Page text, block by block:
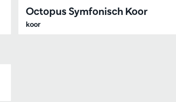
Octopus Symfonisch Koor
koor